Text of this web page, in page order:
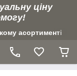
ціну
асортименті